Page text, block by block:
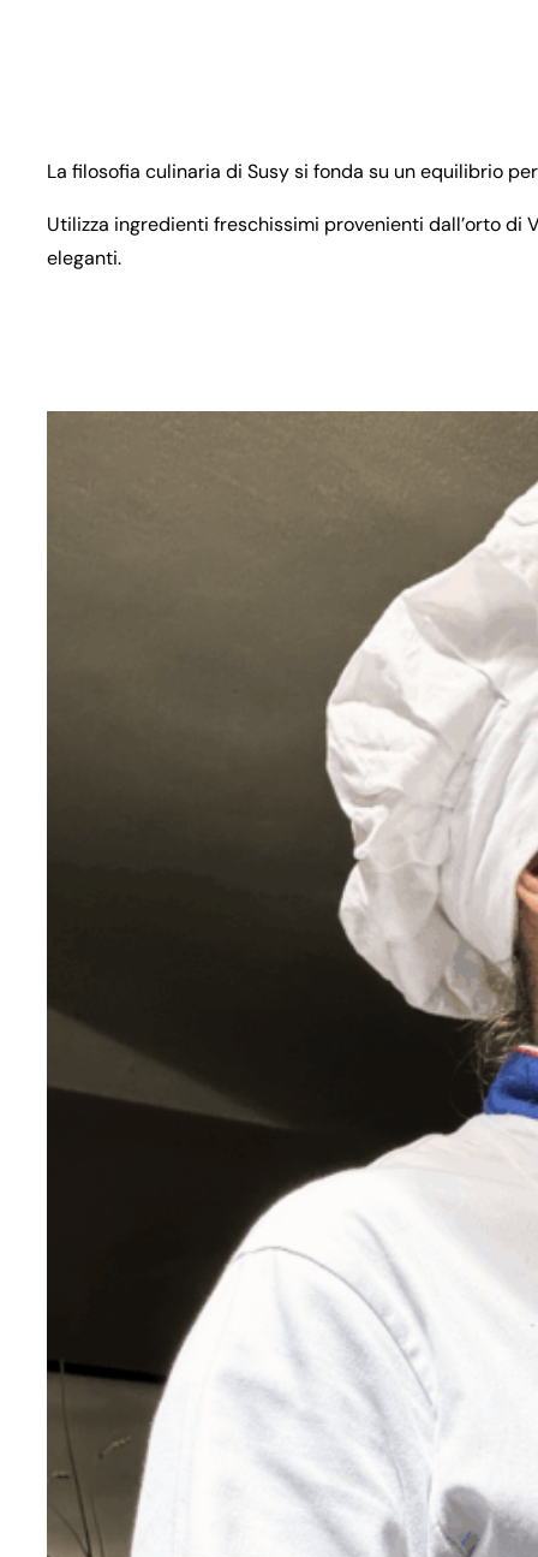
La filosofia culinaria di Susy si fonda su un equilibrio
Utilizza ingredienti freschissimi provenienti dall’orto di
eleganti.